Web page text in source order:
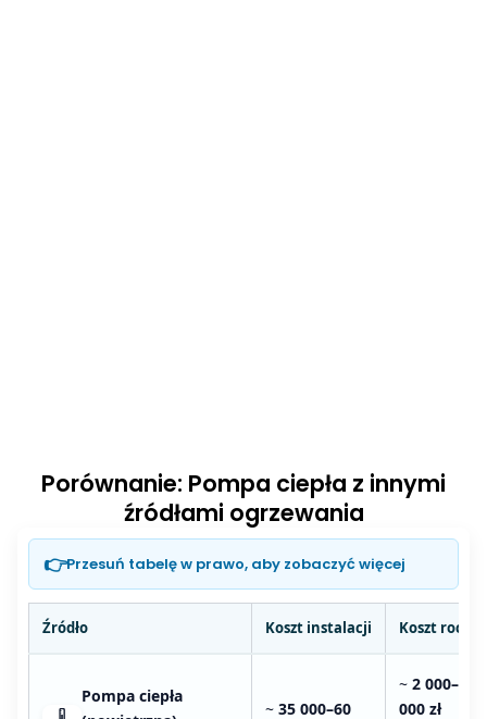
Porównanie: Pompa ciepła z innymi
źródłami ogrzewania
👉Przesuń tabelę w prawo, aby zobaczyć więcej
Źródło Koszt instalacji Koszt roczny
Pompa ciepła
~ 35 000–60
~ 2 000–4
000 zł